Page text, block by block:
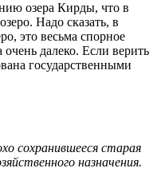
озера Кирды, что в
Надо сказать, в
это весьма спорное
далеко. Если верить
государственными
сохранившееся старая
назначения.